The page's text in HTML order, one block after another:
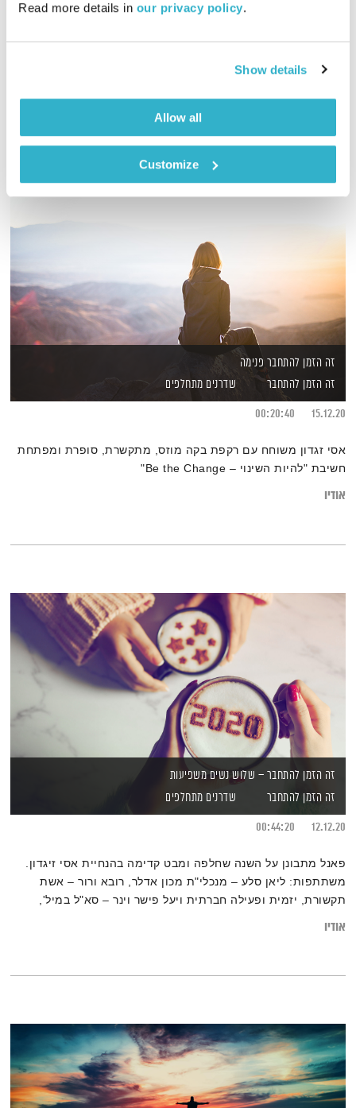
Read more details in our privacy policy.
Show details
Allow all
Customize
אסי זיגדון משוחח עם תמר שטיין קסמן, הבעלים והמנהלת
זה הזמן להתחבר פנימה
זה הזמן להתחבר
שדרנים מתחלפים
15.12.20
00:20:40
אסי זגדון משוחח עם רקפת בקה מוזס, מתקשרת, סופרת ומפתחת
חשיבת "להיות השינוי – Be the Change"
אודיו
זה הזמן להתחבר – שלוש נשים משפיעות
זה הזמן להתחבר
שדרנים מתחלפים
12.12.20
00:44:20
פאנל מתבונן על השנה שחלפה ומבט קדימה בהנחיית אסי זיגדון.
משתתפות: ליאן סלע – מנכלי"ת מכון אדלר, רובא ורור – אשת
תקשורת, יזמית ופעילה חברתית ויעל פישר וינר – סא"ל במיל',
אודיו